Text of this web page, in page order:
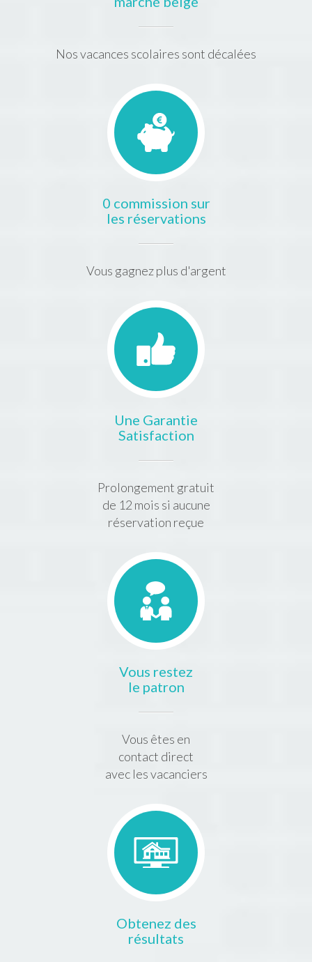
Nos vacances scolaires sont décalées
0 commission sur
les réservations
Vous gagnez plus d'argent
Une Garantie
Satisfaction
Prolongement gratuit
de 12 mois si aucune
réservation reçue
Vous restez
le patron
Vous êtes en
contact direct
avec les vacanciers
Obtenez des
résultats